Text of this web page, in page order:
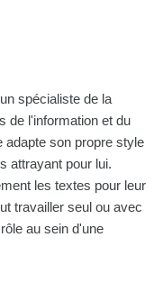
spécialiste de la
de l'information et du
adapte son propre style
attrayant pour lui.
les textes pour leur
travailler seul ou avec
au sein d'une